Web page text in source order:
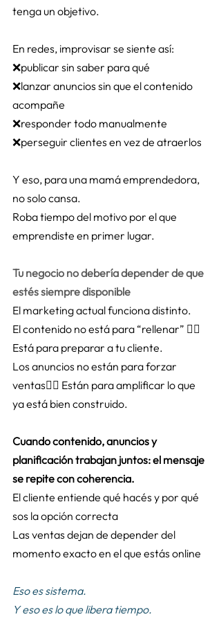
tenga un objetivo.
En redes, improvisar se siente así:
❌publicar sin saber para qué
❌lanzar anuncios sin que el contenido
acompañe
❌responder todo manualmente
❌perseguir clientes en vez de atraerlos
Y eso, para una mamá emprendedora,
no solo cansa.
Roba tiempo del motivo por el que
emprendiste en primer lugar.
Tu negocio no debería depender de que
estés siempre disponible
El marketing actual funciona distinto.
El contenido no está para “rellenar” 👉🏻
Está para preparar a tu cliente.
Los anuncios no están para forzar
ventas👉🏻 Están para amplificar lo que
ya está bien construido.
Cuando contenido, anuncios y
planificación trabajan juntos: el mensaje
se repite con coherencia.
El cliente entiende qué hacés y por qué
sos la opción correcta
Las ventas dejan de depender del
momento exacto en el que estás online
Eso es sistema.
Y eso es lo que libera tiempo.